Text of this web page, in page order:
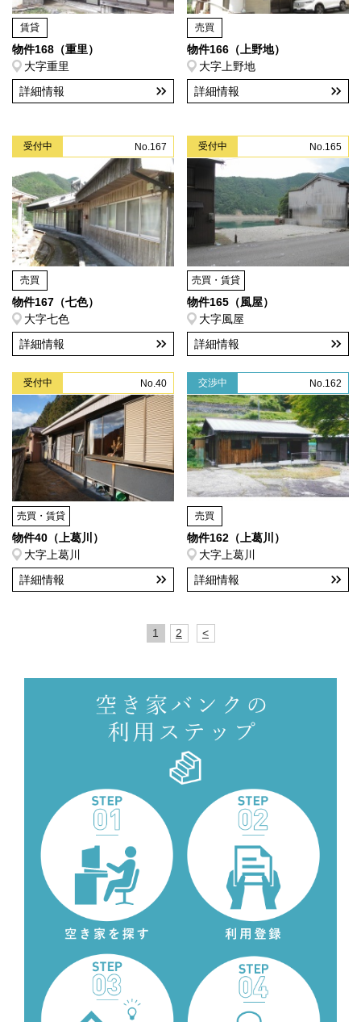
賃貸
物件168（重里）
大字重里
詳細情報
売買
物件166（上野地）
大字上野地
詳細情報
受付中 No.167
売買
物件167（七色）
大字七色
詳細情報
受付中 No.165
売買・賃貸
物件165（風屋）
大字風屋
詳細情報
受付中 No.40
売買・賃貸
物件40（上葛川）
大字上葛川
詳細情報
交渉中 No.162
売買
物件162（上葛川）
大字上葛川
詳細情報
1 2 <